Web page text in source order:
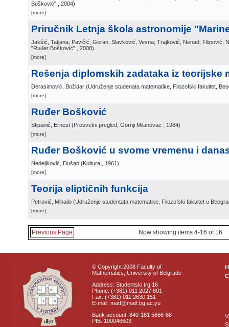
Bošković"
, 2004)
[more]
Priručnik Letnja škola astronomije
Jakšić, Tatjana; Pavičić, Goran; Slavković, Vesna; Trajković, Nenad; Filipović,
"Ruđer Bošković"
, 2008)
[more]
Rešenja diplomskih zadataka iz teorijske
Đerasimović, Božidar (Udruženje studenata matematike, Filozofski fakultet,
[more]
Ruđer Bošković
Stipanić, Ernest (Prosvetni pregled, Gornji Milanovac , 1984)
[more]
Ruđer Bošković u svome vremenu i
Nedeljković, Dušan (Kultura , 1961)
[more]
Teorija eliptičnih funkcija
Petrović, Mihailo (Udruženje studentata matematike, Filozofski fakultet u
[more]
Previous Page Now showing items 4-16 of 16
© Copyright 2008 Faculty of
Mathematics, University of Belgrade
Address: Studentski trg 16
Phone: (+381) 011 2027 801
Fax: (+381) 011 2630 151
E-mail: matf@matf.bg.ac.yu
Bank account: 840-181 5666-68
PIB: 100046603